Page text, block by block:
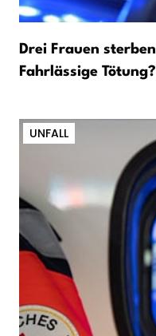
Drei Frauen
Fahrlässige Tötung?
UNFALL